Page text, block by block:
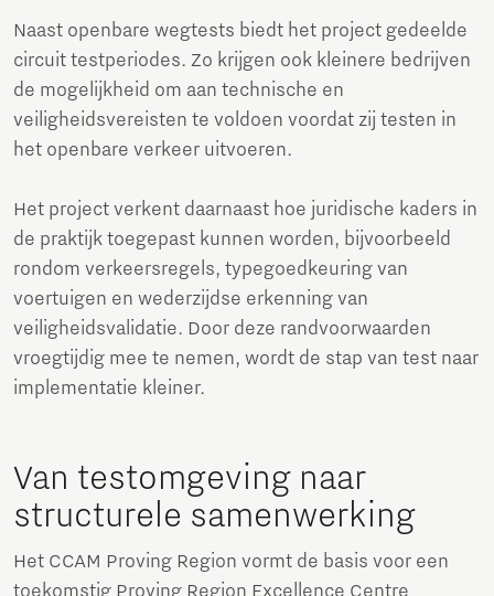
Naast openbare wegtests biedt het project gedeelde
circuit testperiodes. Zo krijgen ook kleinere bedrijven
de mogelijkheid om aan technische en
veiligheidsvereisten te voldoen voordat zij testen in
het openbare verkeer uitvoeren.
Het project verkent daarnaast hoe juridische kaders in
de praktijk toegepast kunnen worden, bijvoorbeeld
rondom verkeersregels, typegoedkeuring van
voertuigen en wederzijdse erkenning van
veiligheidsvalidatie. Door deze randvoorwaarden
vroegtijdig mee te nemen, wordt de stap van test naar
implementatie kleiner.
Van testomgeving naar
structurele samenwerking
Het CCAM Proving Region vormt de basis voor een
toekomstig Proving Region Excellence Centre